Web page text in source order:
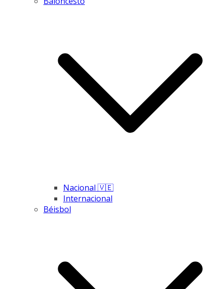
Nacional 🇻🇪
Internacional
Béisbol